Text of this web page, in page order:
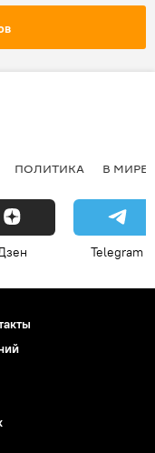
ПОЛИТИКА В МИРЕ
Telegram